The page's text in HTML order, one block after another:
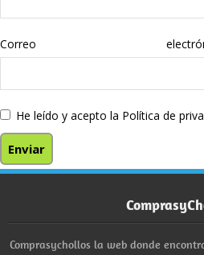
libros
Correo
He leído y acepto la Política de
Comprasychollos la web donde